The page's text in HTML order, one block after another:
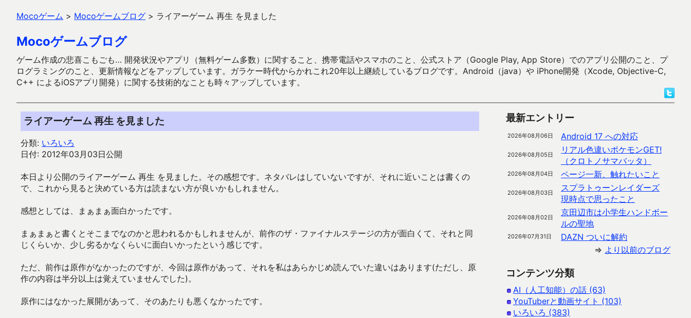
Mocoゲーム > Mocoゲームブログ > ライアーゲーム 再生 を見ました
Mocoゲームブログ
ゲーム作成の悲喜こもごも… 開発状況やアプリ（無料ゲーム多数）に関すること、携帯電話やスマホのこと、公式ストア（Google Play, App Store）でのアプリ公開のこと、プ
ログラミングのこと、更新情報などをアップしています。ガラケー時代からかれこれ20年以上継続しているブログです。Android（java）や iPhone開発（Xcode, Objective-C,
C++ によるiOSアプリ開発）に関する技術的なことも時々アップしています。
ライアーゲーム 再生 を見ました
分類: いろいろ
日付: 2012年03月03日公開
本日より公開のライアーゲーム 再生 を見ました。その感想です。ネタバレはしていないですが、それに近いことは書くの
で、これから見ると決めている方は読まない方が良いかもしれません。
感想としては、まぁまぁ面白かったです。
まぁまぁと書くとそこまでなのかと思われるかもしれませんが、前作のザ・ファイナルステージの方が面白くて、それと同
じくらいか、少し劣るかなくらいに面白いかったという感じです。
ただ、前作は原作がなかったのですが、今回は原作があって、それを私はあらかじめ読んでいた違いはあります(ただし、原
作の内容は半分以上は覚えていませんでした)。
原作にはなかった展開があって、そのあたりも悪くなかったです。
最新エントリー
2026年08月06日 Android 17 への対応
2026年08月05日
リアル色違いポケモンGET!
（クロトノサマバッタ）
2026年08月04日 ページ一新、触れたいこと
2026年08月03日
スプラトゥーンレイダーズ
現時点で思ったこと
2026年08月02日
京田辺市は小学生ハンドボー
ルの聖地
2026年07月31日
DAZN ついに解約
⇒ より以前のブログ
コンテンツ分類
AI（人工知能）の話 (63)
YouTuberと動画サイト (103)
いろいろ (383)